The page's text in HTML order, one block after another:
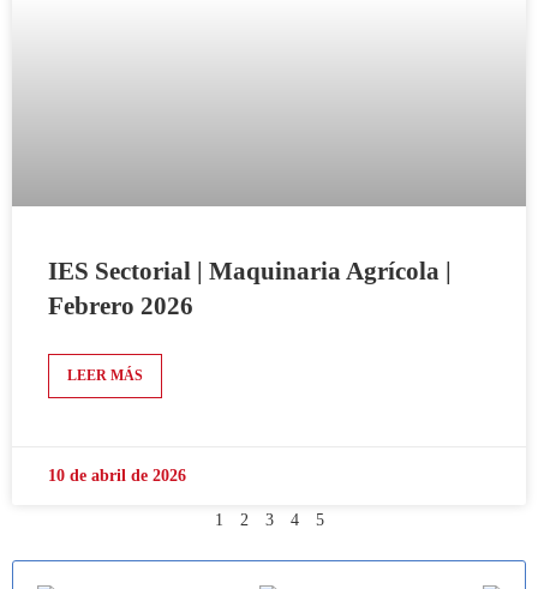
IES Sectorial | Maquinaria Agrícola |
Febrero 2026
LEER MÁS
10 de abril de 2026
1 2 3 4 5